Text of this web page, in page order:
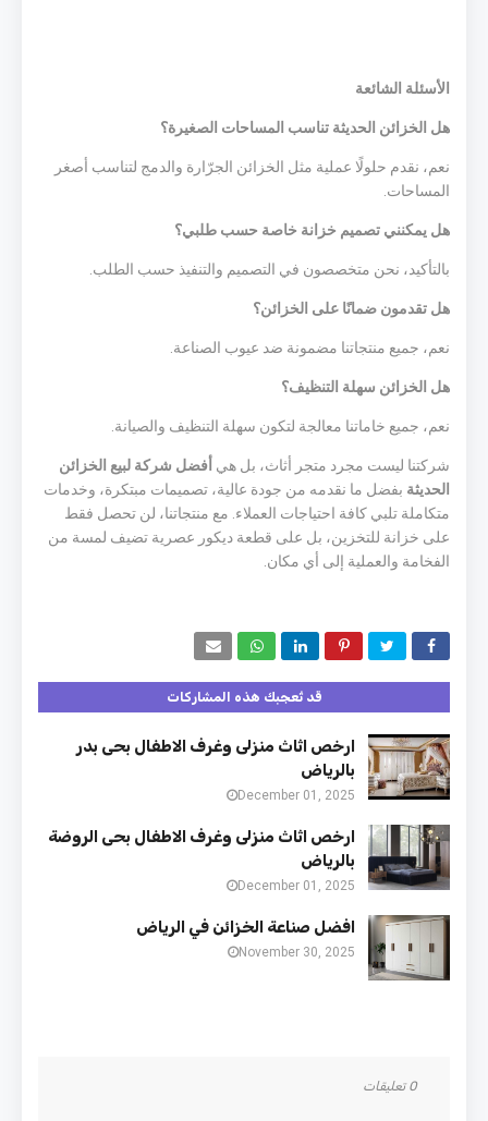
الأسئلة الشائعة
هل الخزائن الحديثة تناسب المساحات الصغيرة؟
نعم، نقدم حلولًا عملية مثل الخزائن الجرّارة والدمج لتناسب أصغر
المساحات.
هل يمكنني تصميم خزانة خاصة حسب طلبي؟
بالتأكيد، نحن متخصصون في التصميم والتنفيذ حسب الطلب.
هل تقدمون ضمانًا على الخزائن؟
نعم، جميع منتجاتنا مضمونة ضد عيوب الصناعة.
هل الخزائن سهلة التنظيف؟
نعم، جميع خاماتنا معالجة لتكون سهلة التنظيف والصيانة.
شركتنا ليست مجرد متجر أثاث، بل هي أفضل شركة لبيع الخزائن
الحديثة بفضل ما نقدمه من جودة عالية، تصميمات مبتكرة، وخدمات
متكاملة تلبي كافة احتياجات العملاء. مع منتجاتنا، لن تحصل فقط
على خزانة للتخزين، بل على قطعة ديكور عصرية تضيف لمسة من
الفخامة والعملية إلى أي مكان.
قد تُعجبك هذه المشاركات
ارخص اثاث منزلى وغرف الاطفال بحى بدر
بالرياض
December 01, 2025
ارخص اثاث منزلى وغرف الاطفال بحى الروضة
بالرياض
December 01, 2025
افضل صناعة الخزائن في الرياض
November 30, 2025
0 تعليقات